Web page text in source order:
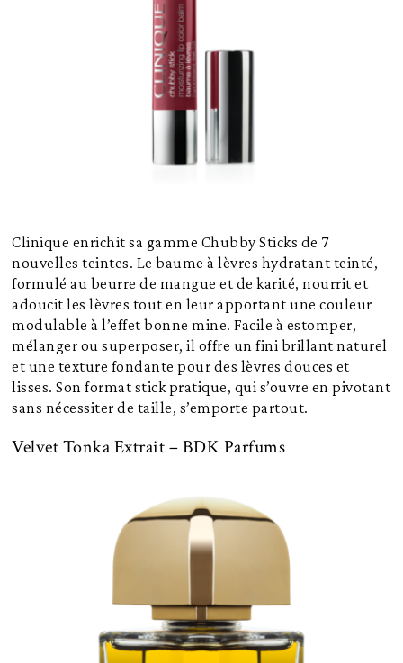
Clinique enrichit sa gamme Chubby Sticks de 7
nouvelles teintes. Le baume à lèvres hydratant teinté,
formulé au beurre de mangue et de karité, nourrit et
adoucit les lèvres tout en leur apportant une couleur
modulable à l’effet bonne mine. Facile à estomper,
mélanger ou superposer, il offre un fini brillant naturel
et une texture fondante pour des lèvres douces et
lisses. Son format stick pratique, qui s’ouvre en pivotant
sans nécessiter de taille, s’emporte partout.
Velvet Tonka Extrait – BDK Parfums